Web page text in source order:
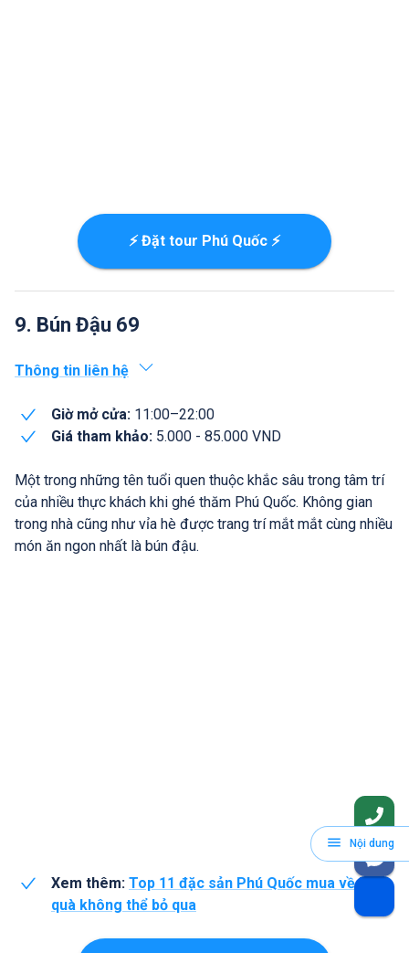
⚡ Đặt tour Phú Quốc ⚡
9. Bún Đậu 69
Thông tin liên hệ
Giờ mở cửa: 11:00–22:00
Giá tham khảo: 5.000 - 85.000 VND
Một trong những tên tuổi quen thuộc khắc sâu trong tâm trí
của nhiều thực khách khi ghé thăm Phú Quốc. Không gian
trong nhà cũng như vỉa hè được trang trí mắt mắt cùng nhiều
món ăn ngon nhất là bún đậu.
Xem thêm: Top 11 đặc sản Phú Quốc mua về làm
quà không thể bỏ qua
Nội dung